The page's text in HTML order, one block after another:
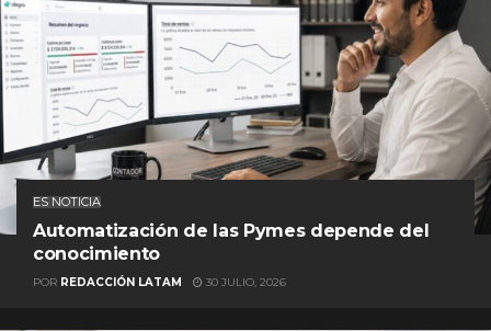
ES NOTICIA
Automatización de las Pymes depende del
conocimiento
POR REDACCIÓN LATAM 30 JULIO, 2026